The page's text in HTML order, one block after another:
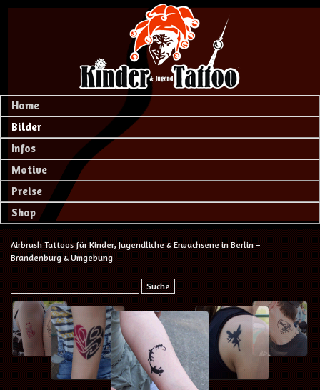
Home
Bilder
Infos
Motive
Preise
Shop
Airbrush Tattoos für Kinder, Jugendliche & Erwachsene in Berlin –
Brandenburg & Umgebung
Suche